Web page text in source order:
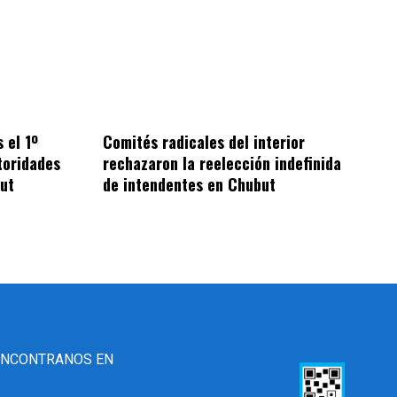
el 1º
Comités radicales del interior
rechazaron la reelección indefinida
de intendentes en Chubut
EN